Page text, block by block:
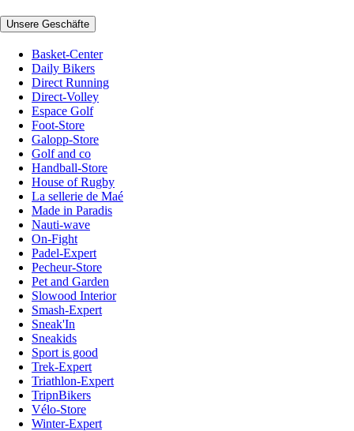
Unsere Geschäfte
Basket-Center
Daily Bikers
Direct Running
Direct-Volley
Espace Golf
Foot-Store
Galopp-Store
Golf and co
Handball-Store
House of Rugby
La sellerie de Maé
Made in Paradis
Nauti-wave
On-Fight
Padel-Expert
Pecheur-Store
Pet and Garden
Slowood Interior
Smash-Expert
Sneak'In
Sneakids
Sport is good
Trek-Expert
Triathlon-Expert
TripnBikers
Vélo-Store
Winter-Expert